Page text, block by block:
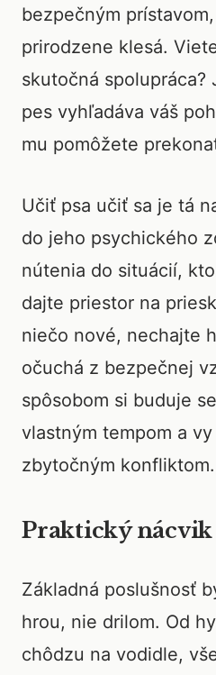
bezpečným
prirodzene klesá.
skutočná spolupráca?
pes vyhľadáva váš
mu pomôžete
Učiť psa učiť sa je tá
do jeho psychického
nútenia do situácií,
dajte priestor na
niečo nové, nechajte
očuchá z bezpečnej
spôsobom si buduje
vlastným tempom a
zbytočným konfliktom.
Praktický
Základná poslušnosť
hrou, nie drilom. Od
chôdzu na vodidle,